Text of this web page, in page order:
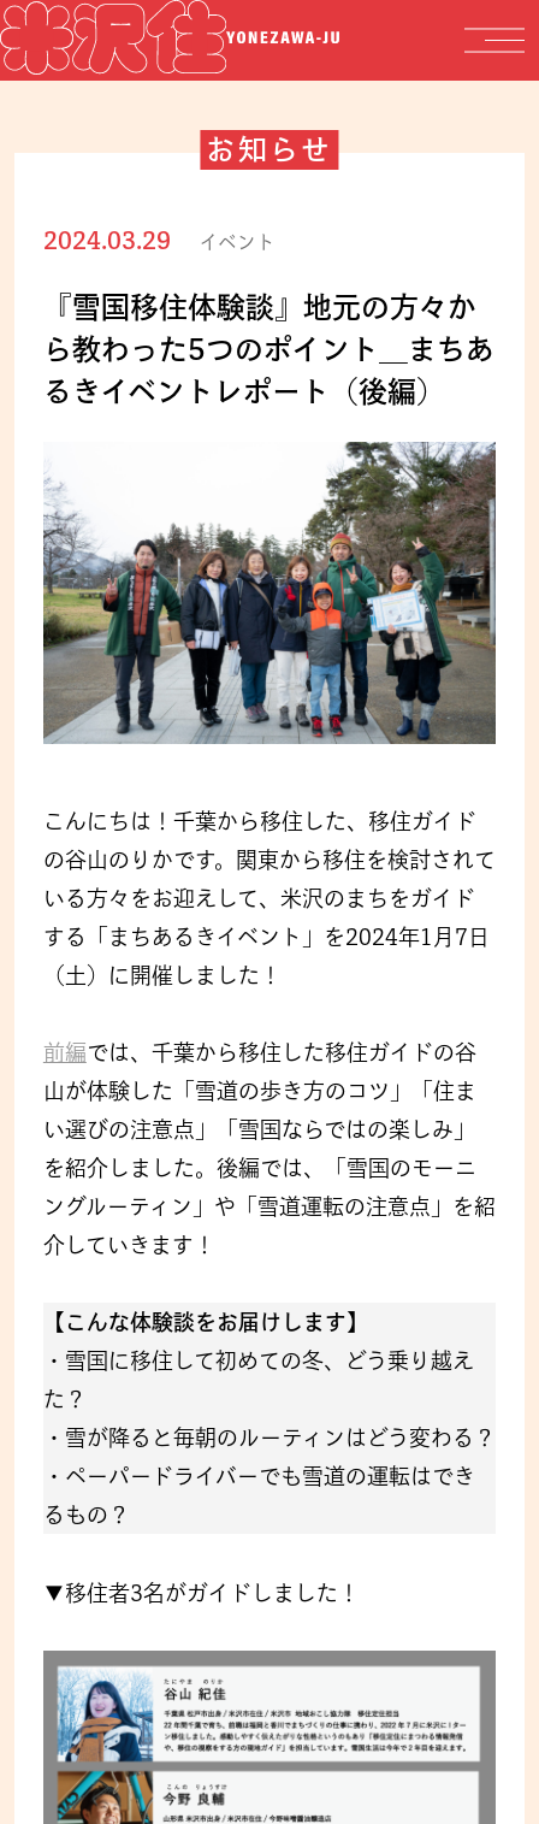
お知らせ
2024.03.29 イベント
『雪国移住体験談』地元の方々か
ら教わった5つのポイント＿まちあ
るきイベントレポート（後編）
こんにちは！千葉から移住した、移住ガイド
の谷山のりかです。関東から移住を検討されて
いる方々をお迎えして、米沢のまちをガイド
する「まちあるきイベント」を2024年1月7日
（土）に開催しました！
前編では、千葉から移住した移住ガイドの谷
山が体験した「雪道の歩き方のコツ」「住ま
い選びの注意点」「雪国ならではの楽しみ」
を紹介しました。後編では、「雪国のモーニ
ングルーティン」や「雪道運転の注意点」を紹
介していきます！
【こんな体験談をお届けします】
・雪国に移住して初めての冬、どう乗り越え
た？
・雪が降ると毎朝のルーティンはどう変わる？
・ペーパードライバーでも雪道の運転はでき
るもの？
▼移住者3名がガイドしました！